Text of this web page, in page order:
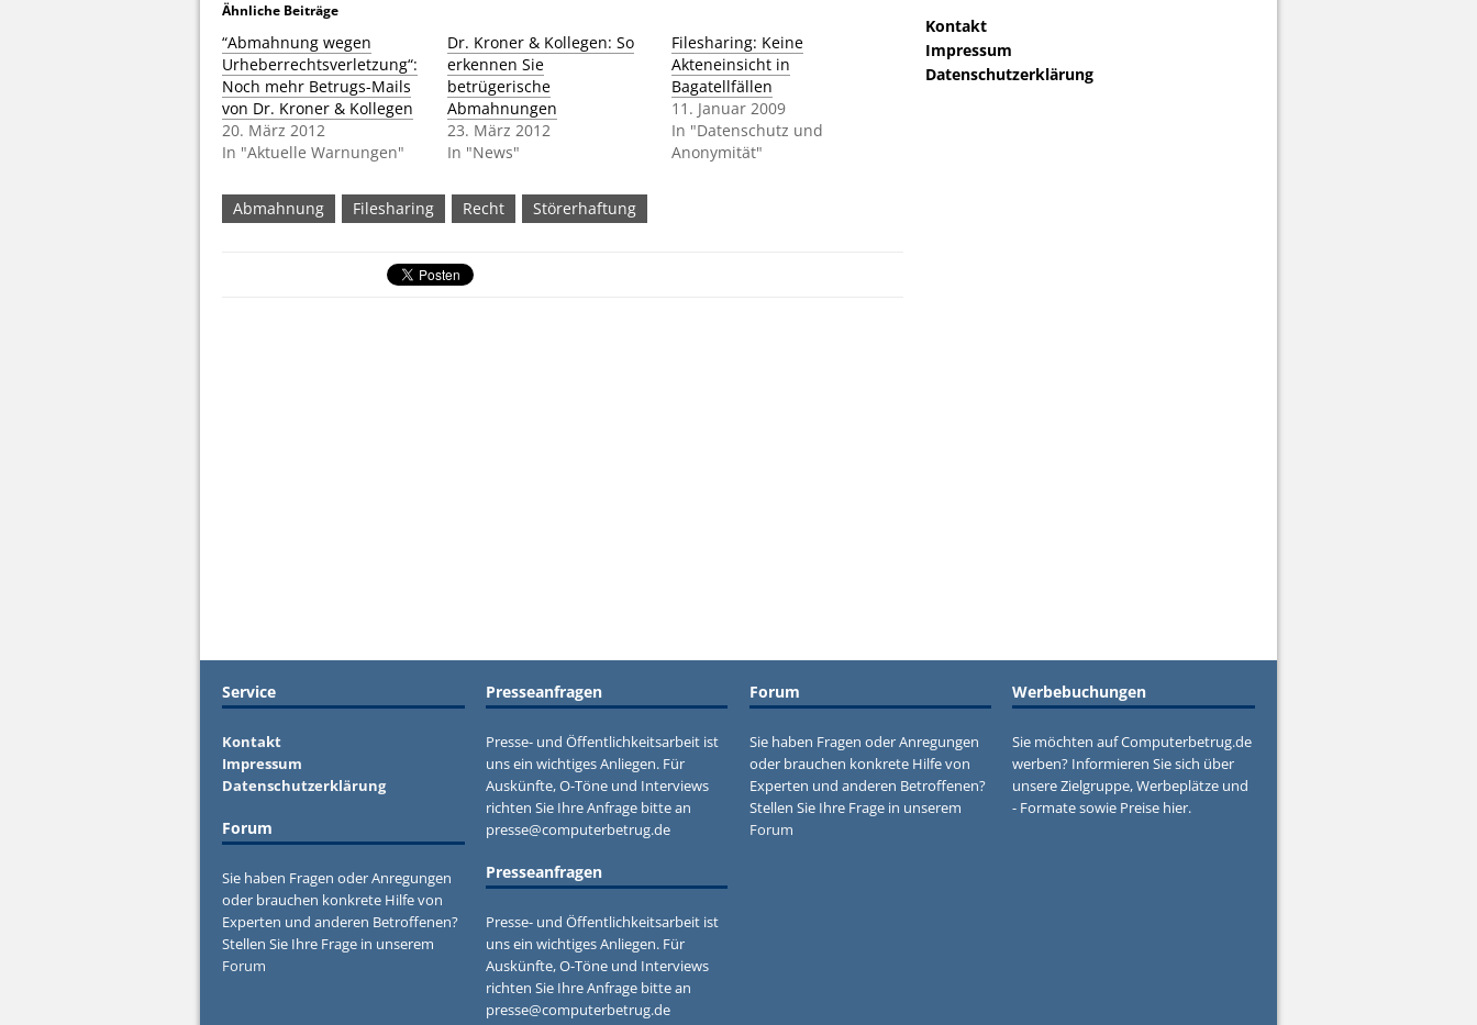
Ähnliche Beiträge
“Abmahnung wegen
Urheberrechtsverletzung“:
Noch mehr Betrugs-Mails
von Dr. Kroner & Kollegen
20. März 2012
In "Aktuelle Warnungen"
Dr. Kroner & Kollegen: So
erkennen Sie
betrügerische
Abmahnungen
23. März 2012
In "News"
Filesharing: Keine
Akteneinsicht in
Bagatellfällen
11. Januar 2009
In "Datenschutz und
Anonymität"
Abmahnung Filesharing Recht Störerhaftung
Kontakt
Impressum
Datenschutzerklärung
Service
Kontakt
Impressum
Datenschutzerklärung
Forum
Sie haben Fragen oder Anregungen
oder brauchen konkrete Hilfe von
Experten und anderen Betroffenen?
Stellen Sie Ihre Frage in unserem
Forum
Presseanfragen
Presse- und Öffentlichkeitsarbeit ist
uns ein wichtiges Anliegen. Für
Auskünfte, O-Töne und Interviews
richten Sie Ihre Anfrage bitte an
presse@computerbetrug.de
Presseanfragen
Presse- und Öffentlichkeitsarbeit ist
uns ein wichtiges Anliegen. Für
Auskünfte, O-Töne und Interviews
richten Sie Ihre Anfrage bitte an
presse@computerbetrug.de
Forum
Sie haben Fragen oder Anregungen
oder brauchen konkrete Hilfe von
Experten und anderen Betroffenen?
Stellen Sie Ihre Frage in unserem
Forum
Werbebuchungen
Sie möchten auf Computerbetrug.de
werben? Informieren Sie sich über
unsere Zielgruppe, Werbeplätze und
- Formate sowie Preise hier.